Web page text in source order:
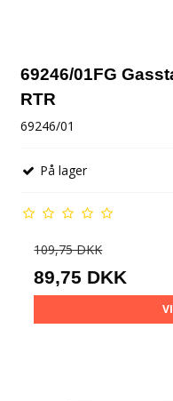
69246/01FG
RTR
69246/01
På lager
109,75 DKK
89,75 DKK